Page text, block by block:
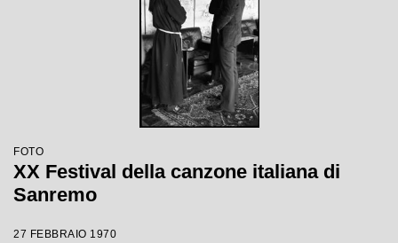
FOTO
XX Festival della canzone italiana di
Sanremo
27 FEBBRAIO 1970